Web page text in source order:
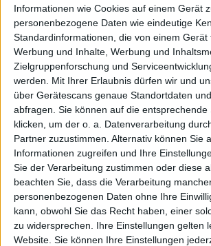
Informationen wie Cookies auf einem Gerät
personenbezogene Daten wie eindeutige
Standardinformationen, die von einem
Werbung und Inhalte, Werbung und
Zielgruppenforschung und
werden.
Mit Ihrer Erlaubnis dürfen wir und
über Gerätescans genaue Standortdaten
abfragen. Sie können auf die entsprechende
klicken, um der o. a. Datenverarbeitung
Partner zuzustimmen. Alternativ können Sie
Informationen zugreifen und Ihre
Sie der Verarbeitung zustimmen oder diese
beachten Sie, dass die Verarbeitung
personenbezogenen Daten ohne Ihre
kann, obwohl Sie das Recht haben, einer
zu widersprechen. Ihre Einstellungen gelten
Website. Sie können Ihre Einstellungen